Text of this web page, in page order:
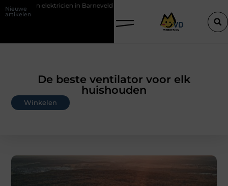
Nieuwe
artikelen
in Barneveld De Perfecte Gids voor Vloerbedekking in Purmerend
De beste ventilator voor elk
huishouden
Winkelen